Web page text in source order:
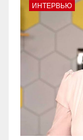
ИНТЕРВЬЮ